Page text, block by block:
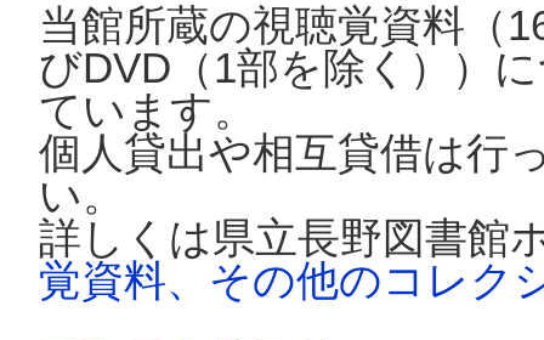
当館所蔵の視聴覚資料（
びDVD（1部を除く））
ています。
個人貸出や相互貸借は行
い。
詳しくは県立長野図書館
覚資料、その他のコレク